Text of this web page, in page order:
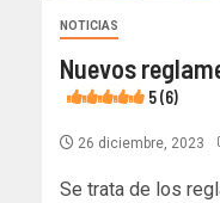
NOTICIAS
Nuevos
5 (6)
26 diciembre, 2023
Se trata de los